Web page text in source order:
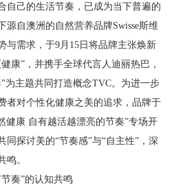
自己的生活节奏，已成为当下普遍的
源自澳洲的自然营养品牌Swisse斯维
与需求，于9月15日将品牌主张焕新
康”，并携手全球代言人迪丽热巴，
为主题共同打造概念TVC。为进一步
者对个性化健康之美的追求，品牌于
健康 自有越活越漂亮的节奏”专场开
同探讨美的“节奏感”与“自主性”，深
鸣。
奏”的认知共鸣